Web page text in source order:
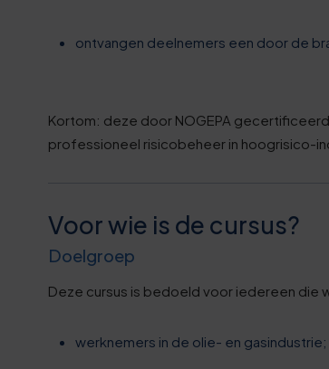
ontvangen deelnemers een door de
Kortom: deze door NOGEPA
professioneel risicobeheer in hoogrisico-
Voor wie is de cursus?
Doelgroep
Deze cursus is bedoeld voor iedereen die
werknemers in de olie- en gasindustrie;
3
3
4
5
6
6
8
8
9
4
9